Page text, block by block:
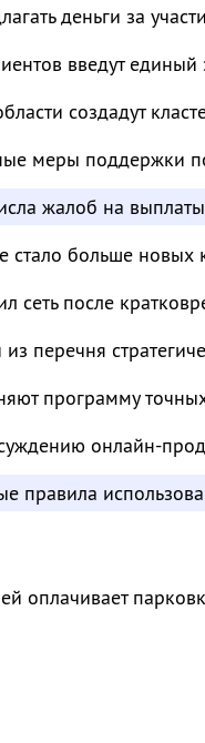
деньги за
введут
создадут
меры поддержки
жалоб на
стало больше новых
сеть после
перечня
программу
онлайн-
правила
оплачивает